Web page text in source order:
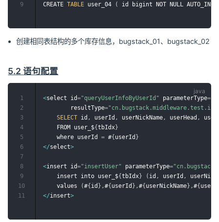
CREATE TABLE user_04 ( id bigint NOT NULL
9
创建相同表结构的多个库存信息，bugstack_01、bugstack_02
5.2 语句配置
<select id="queryUserInfoByUserId" parameterType=
        resultType
=
SELECT id , userId , userNickName , userHead ,
    FROM user_$
{tbIdx}
    where userId
= #{userId }
</select>
<insert id="insertUser" parameterType=
    insert into user_$
{tbIdx} ( id , userId ,
    values
(#{id } ,#{userId } ,#{userNickName} ,#{
</insert>
1
2
3
4
5
6
7
8
9
10
11